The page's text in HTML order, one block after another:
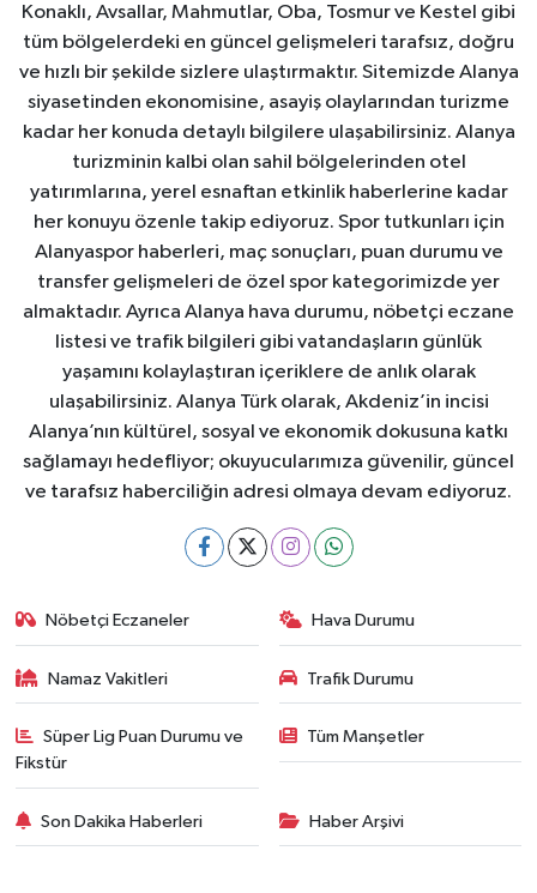
Konaklı, Avsallar, Mahmutlar, Oba, Tosmur ve Kestel gibi
tüm bölgelerdeki en güncel gelişmeleri tarafsız, doğru
ve hızlı bir şekilde sizlere ulaştırmaktır. Sitemizde Alanya
siyasetinden ekonomisine, asayiş olaylarından turizme
kadar her konuda detaylı bilgilere ulaşabilirsiniz. Alanya
turizminin kalbi olan sahil bölgelerinden otel
yatırımlarına, yerel esnaftan etkinlik haberlerine kadar
her konuyu özenle takip ediyoruz. Spor tutkunları için
Alanyaspor haberleri, maç sonuçları, puan durumu ve
transfer gelişmeleri de özel spor kategorimizde yer
almaktadır. Ayrıca Alanya hava durumu, nöbetçi eczane
listesi ve trafik bilgileri gibi vatandaşların günlük
yaşamını kolaylaştıran içeriklere de anlık olarak
ulaşabilirsiniz. Alanya Türk olarak, Akdeniz’in incisi
Alanya’nın kültürel, sosyal ve ekonomik dokusuna katkı
sağlamayı hedefliyor; okuyucularımıza güvenilir, güncel
ve tarafsız haberciliğin adresi olmaya devam ediyoruz.
Nöbetçi Eczaneler Hava Durumu
Namaz Vakitleri Trafik Durumu
Süper Lig Puan Durumu ve
Fikstür
Tüm Manşetler
Son Dakika Haberleri Haber Arşivi